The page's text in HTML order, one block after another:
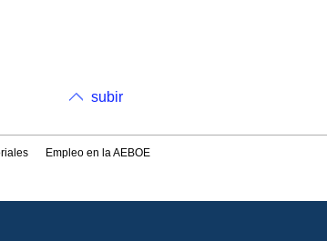
subir
Empleo en la AEBOE